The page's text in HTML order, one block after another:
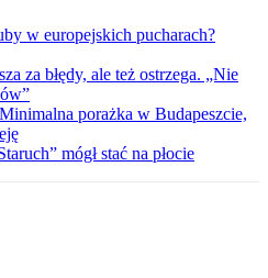
w europejskich pucharach?
za błędy, ale też ostrzega. „Nie
porażka w Budapeszcie,
mógł stać na płocie